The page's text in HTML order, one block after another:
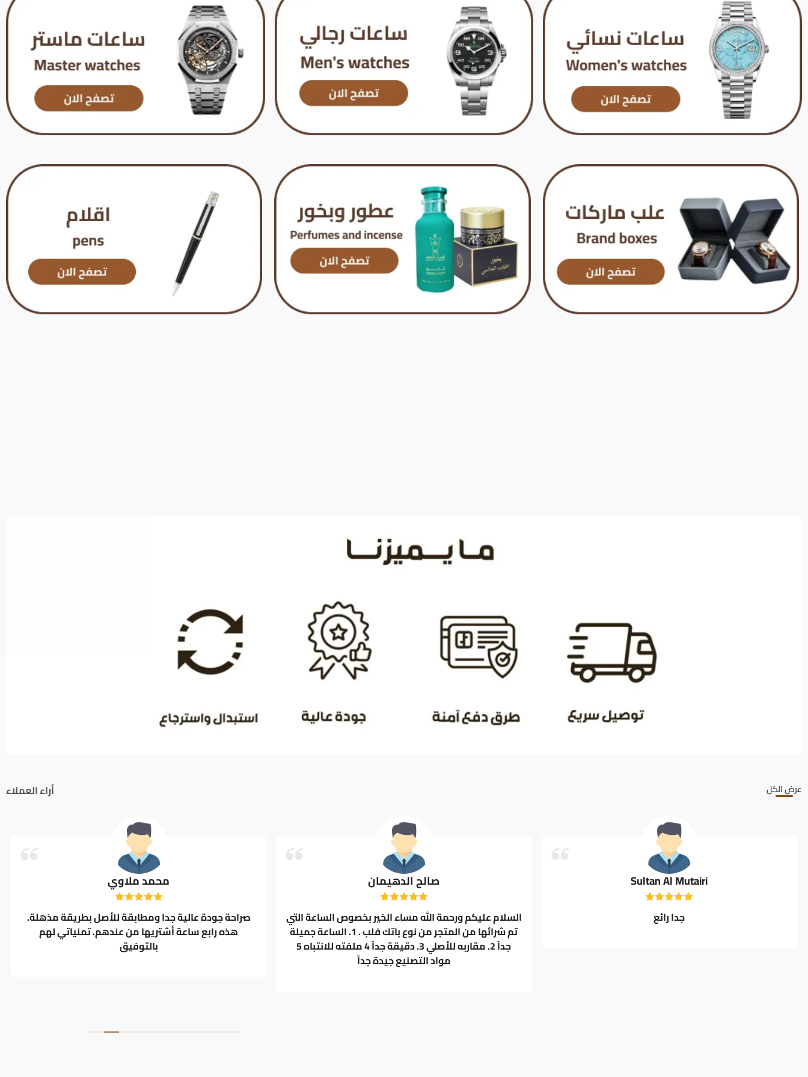
أراء العملاء عرض الكل
محمد ملاوي
صراحة جودة عالية جدا ومطابقة للأصل بطريقة مذهلة.
هذه رابع ساعة أشتريها من عندهم. تمنياتي لهم
بالتوفيق
صالح الدهيمان
السلام عليكم ورحمة الله مساء الخير بخصوص الساعة التي
تم شرائها من المتجر من نوع باتك فلب . 1. الساعة جميلة
جداً 2. ⁠مقاربه للأصلي 3. دقيقة جداً 4 ملفته للانتباه 5
مواد التصنيع جيدة جداً
Sultan Al Mutairi
جدا رائع